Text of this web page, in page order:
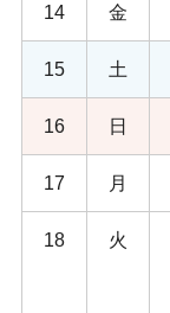
14 金
15 土
16 日
17 月
18 火